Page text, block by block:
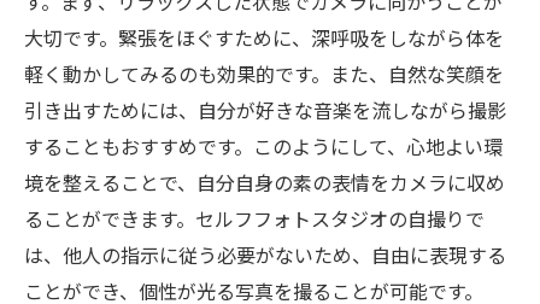
大切です。緊張をほぐすために、深呼吸をしながら体を
軽く動かしてみるのも効果的です。また、自然な笑顔を
引き出すためには、自分が好きな音楽を流しながら撮影
することもおすすめです。このようにして、心地よい環
境を整えることで、自分自身の素の表情をカメラに収め
ることができます。セルフフォトスタジオの自撮りで
は、他人の指示に従う必要がないため、自由に表現する
ことができ、個性が光る写真を撮ることが可能です。